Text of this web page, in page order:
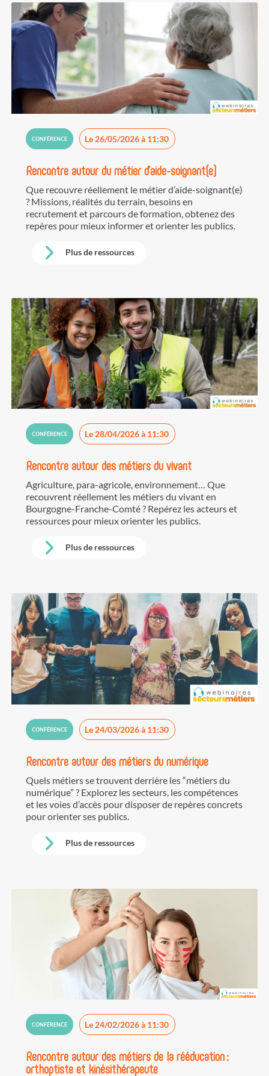
CONFÉRENCE Le 26/05/2026 à 11:30
Rencontre autour du métier d'aide-soignant(e)
Que recouvre réellement le métier d’aide-soignant(e)
? Missions, réalités du terrain, besoins en
recrutement et parcours de formation, obtenez des
repères pour mieux informer et orienter les publics.
Plus de ressources
CONFÉRENCE Le 28/04/2026 à 11:30
Rencontre autour des métiers du vivant
Agriculture, para-agricole, environnement… Que
recouvrent réellement les métiers du vivant en
Bourgogne-Franche-Comté ? Repérez les acteurs et
ressources pour mieux orienter les publics.
Plus de ressources
CONFÉRENCE Le 24/03/2026 à 11:30
Rencontre autour des métiers du numérique
Quels métiers se trouvent derrière les “métiers du
numérique” ? Explorez les secteurs, les compétences
et les voies d’accès pour disposer de repères concrets
pour orienter ses publics.
Plus de ressources
CONFÉRENCE Le 24/02/2026 à 11:30
Rencontre autour des métiers de la rééducation :
orthoptiste et kinésithérapeute